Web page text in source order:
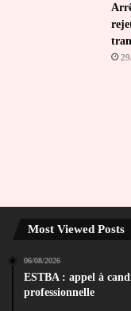
Most Viewed Posts
06/08/2026
ESTBA : appel à
professionnelle